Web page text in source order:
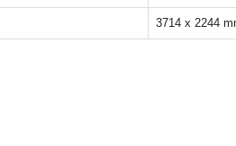
3714 x 2244